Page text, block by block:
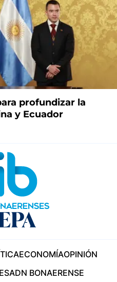
profundizar la
y Ecuador
ECONOMÍAOPINIÓN
ADN BONAERENSE